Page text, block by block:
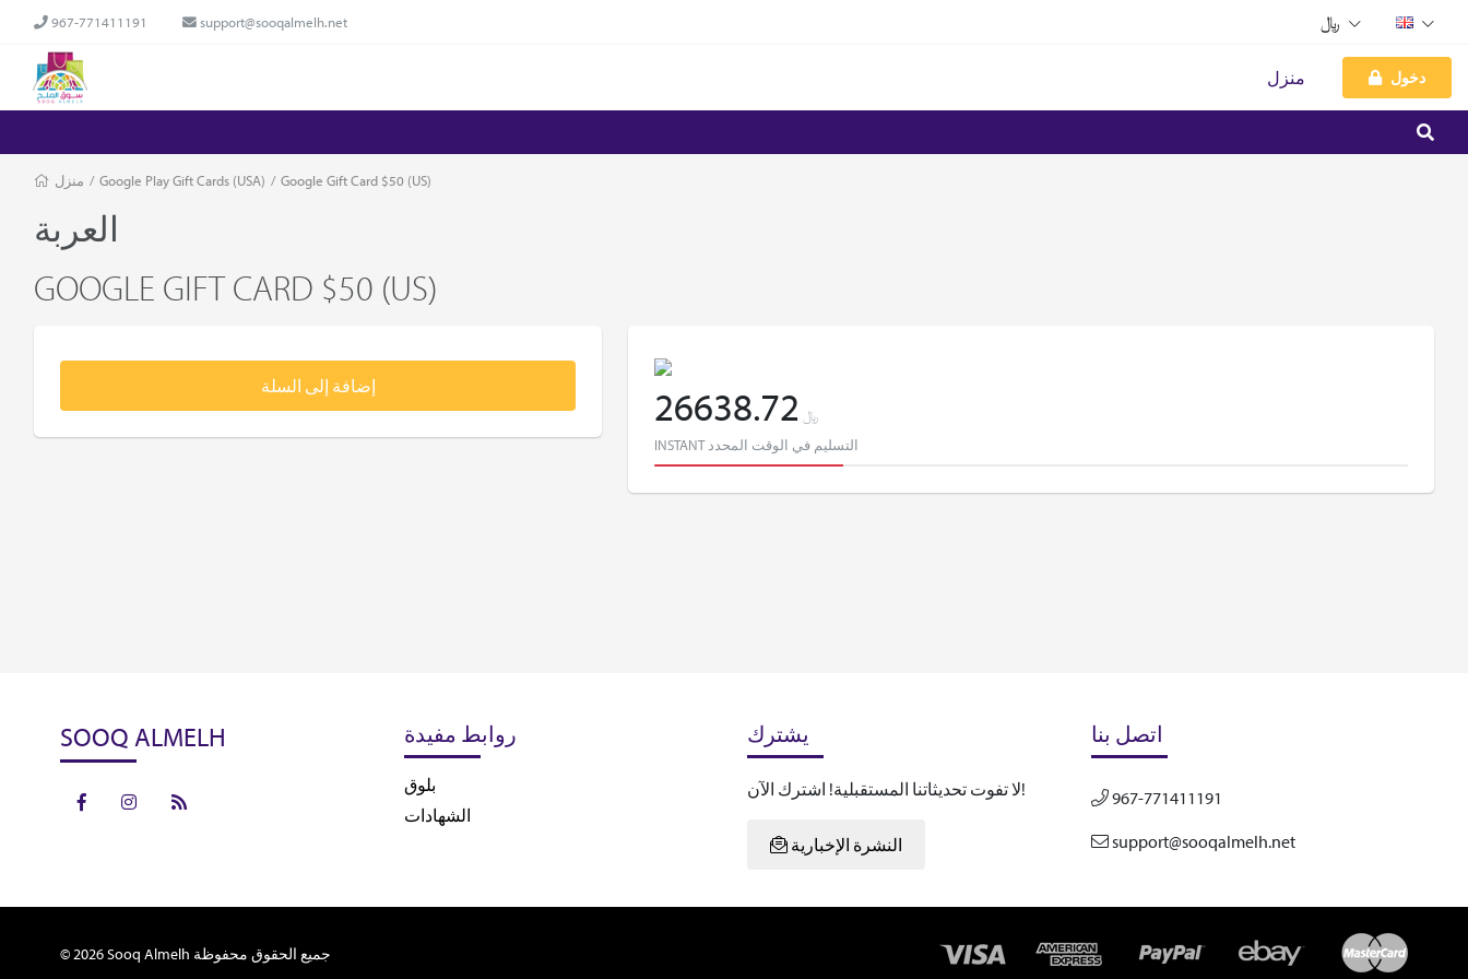
967-771411191 support@sooqalmelh.net
منزل دخول
منزل / Google Play Gift Cards (USA) / Google Gift Card $50 (US)
العربة
GOOGLE GIFT CARD $50 (US)
إضافة إلى السلة
﷼ 26638.72
INSTANT التسليم في الوقت المحدد
SOOQ ALMELH روابط مفيدة
بلوق
الشهادات
يشترك
لا تفوت تحديثاتنا المستقبلية! اشترك الآن!
النشرة الإخبارية
اتصل بنا
967-771411191
support@sooqalmelh.net
© 2026 Sooq Almelh جميع الحقوق محفوظة